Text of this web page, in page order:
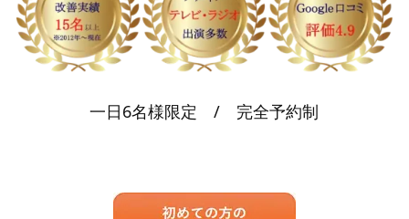
一日6名様限定 / 完全予約制